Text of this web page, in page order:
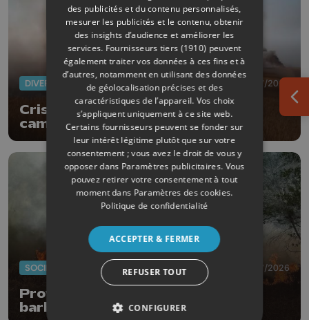
DIVERS 10/07/2026
Crisnée : incendie dans les
campagnes
SOCIÉTÉ 03/07/2026
Province : interdiction de feux,
barbecues et feux d'artifices
des publicités et du contenu personnalisés,
mesurer les publicités et le contenu, obtenir
des insights d’audience et améliorer les
services. Fournisseurs tiers (1910) peuvent
également traiter vos données à ces fins et à
d’autres, notamment en utilisant des données
de géolocalisation précises et des
caractéristiques de l’appareil. Vos choix
s’appliquent uniquement à ce site web.
Certains fournisseurs peuvent se fonder sur
leur intérêt légitime plutôt que sur votre
consentement ; vous avez le droit de vous y
opposer dans Paramètres publicitaires. Vous
pouvez retirer votre consentement à tout
moment dans Paramètres des cookies.
Politique de confidentialité
ACCEPTER & FERMER
REFUSER TOUT
CONFIGURER